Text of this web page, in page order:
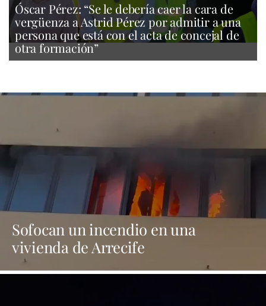
Óscar Pérez: “Se le debería caer la cara de
vergüenza a Astrid Pérez por admitir a una
persona que está con el acta de concejal de
otra formación”
Sofocan un incendio en una
vivienda de Arrecife